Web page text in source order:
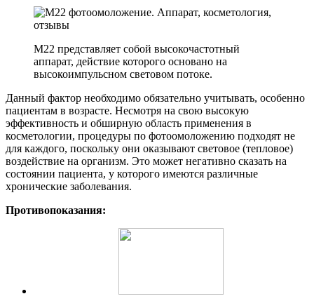
М22 представляет собой высокочастотный
аппарат, действие которого основано на
высокоимпульсном световом потоке.
Данный фактор необходимо обязательно учитывать, особенно
пациентам в возрасте. Несмотря на свою высокую
эффективность и обширную область применения в
косметологии, процедуры по фотоомоложению подходят не
для каждого, поскольку они оказывают световое (тепловое)
воздействие на организм. Это может негативно сказать на
состоянии пациента, у которого имеются различные
хронические заболевания.
Противопоказания: